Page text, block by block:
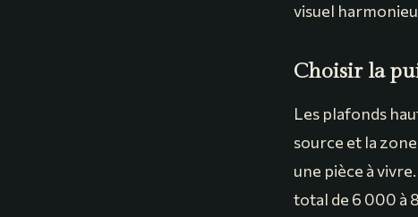
visuel
Choisir la
Les plafonds
source et la
une pièce à
total de 6 000 à